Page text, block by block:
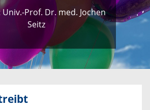
Prof. Dr. med. Jochen
Seitz